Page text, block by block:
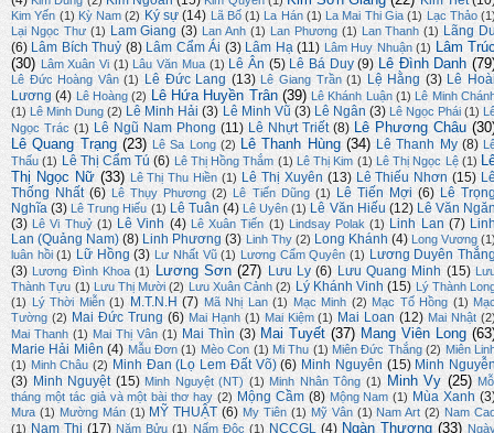
Kim Yến (1) Kỳ Nam (2) Ký sự (14) Lã Bố (1) La Hán (1) La Mai Thi Gia (1) Lạc Thảo
Lại Ngọc Thư (1) Lam Giang (3) Lan Anh (1) Lan Phương (1) Lan Thanh (1) Lãng
(6) Lâm Bích Thuỷ (8) Lâm Cẩm Ái (3) Lâm Hạ (11) Lâm Huy Nhuận (1) Lâm
(30) Lâm Xuân Vi (1) Lâu Văn Mua (1) Lê Ân (5) Lê Bá Duy (9) Lê Đình Danh
Lê Đức Hoàng Vân (1) Lê Đức Lang (13) Lê Giang Trần (1) Lệ Hằng (3) Lê
Lương (4) Lê Hoàng (2) Lê Hứa Huyền Trân (39) Lê Khánh Luận (1) Lê Minh
(1) Lê Minh Dung (2) Lê Minh Hải (3) Lê Minh Vũ (3) Lê Ngân (3) Lê Ngọc Phái (1)
Ngọc Trác (1) Lê Ngũ Nam Phong (11) Lê Nhựt Triết (8) Lê Phương Châu
Lê Quang Trạng (23) Lê Sa Long (2) Lê Thanh Hùng (34) Lê Thanh My (8)
Thấu (1) Lê Thị Cẩm Tú (6) Lê Thị Hồng Thắm (1) Lê Thị Kim (1) Lê Thị Ngọc Lệ (1)
Thị Ngọc Nữ (33) Lê Thị Thu Hiền (1) Lê Thị Xuyên (13) Lê Thiếu Nhơn (15)
Thống Nhất (6) Lê Thụy Phương (2) Lê Tiến Dũng (1) Lê Tiến Mợi (6) Lê
Nghĩa (3) Lê Trung Hiếu (1) Lê Tuân (4) Lê Uyên (1) Lê Văn Hiếu (12) Lê Văn
(3) Lê Vi Thuỷ (1) Lê Vinh (4) Lê Xuân Tiến (1) Lindsay Polak (1) Linh Lan (7)
Lan (Quảng Nam) (8) Linh Phương (3) Linh Thy (2) Long Khánh (4) Long Vương
luân hồi (1) Lữ Hồng (3) Lư Nhất Vũ (1) Lương Cẩm Quyên (1) Lương Duyên
(3) Lương Đình Khoa (1) Lương Sơn (27) Lưu Ly (6) Lưu Quang Minh (15)
Thành Tựu (1) Lưu Thị Mười (2) Lưu Xuân Cảnh (2) Lý Khánh Vinh (15) Lý Thành
(1)
Lý Thời Miễn (1) M.T.N.H (7) Mã Nhị Lan (1) Mạc Minh (2) Mạc Tố Hồng (1)
Tường (2) Mai Đức Trung (6) Mai Hạnh (1) Mai Kiệm (1) Mai Loan (12) Mai Nhật
Mai Thanh (1) Mai Thị Vân (1) Mai Thìn (3) Mai Tuyết (37) Mang Viên Long
Marie Hải Miên (4) Mẫu Đơn (1) Mèo Con (1) Mi Thu (1) Miên Đức Thắng (2) Miên
(1) Minh Châu (2) Minh Đan (Lọ Lem Đất Võ) (6) Minh Nguyên (15) Minh
(3) Minh Nguyệt (15) Minh Nguyệt (NT) (1) Minh Nhân Tông (1) Minh Vy (25)
tháng một tác giả và một bài thơ hay (2) Mộng Cầm (8) Mộng Nam (1) Mùa Xanh
Mưa (1) Mường Mán (1) MỸ THUẬT (6) My Tiên (1) Mỹ Vân (1) Nam Art (2) Nam
(1) Nam Thi (17) Năm Bửu (1) Nấm Độc (1) NCCGL (4) Ngàn Thương (33)